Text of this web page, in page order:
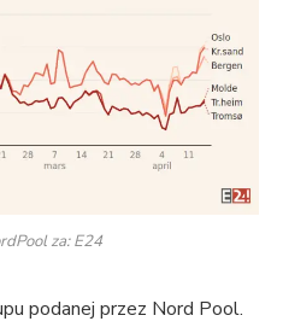
za: E24
podanej przez Nord Pool.